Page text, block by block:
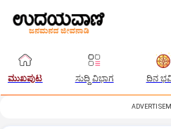
ಮುಖಪುಟ ಸುದ್ದಿ ವಿಭಾಗ ದಿನ